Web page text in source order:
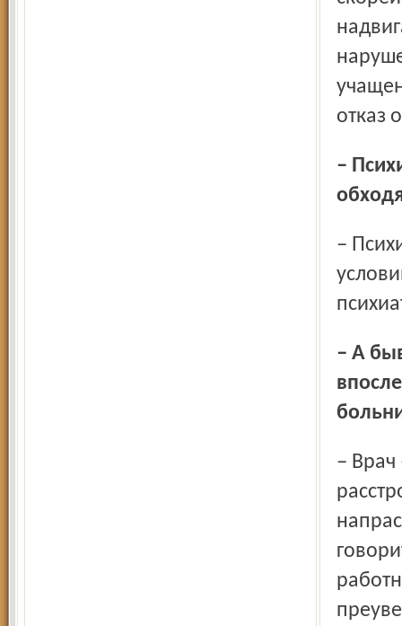
отказ
– Психиатрия – закрытая тема? Почему эту тему обычно
– Психиатрия не является закрытой темой, но одним из
– А бывали ли случаи в Ярославле, чтобы врач-психиатр
– Врач – такой же человек и может заболеть психическим